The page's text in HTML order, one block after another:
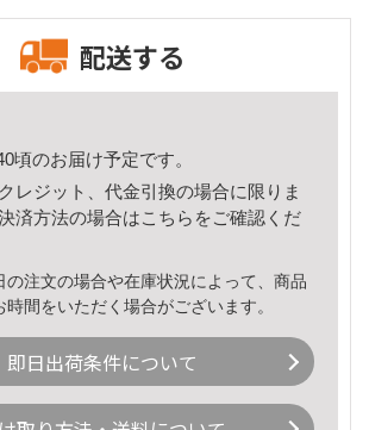
配送する
頃のお届け予定です。
レジット、代金引換の場合に限りま
済方法の場合はこちら をご確認くだ
注文の場合や在庫状況によって、商品
間をいただく場合がございます。
即日出荷条件について